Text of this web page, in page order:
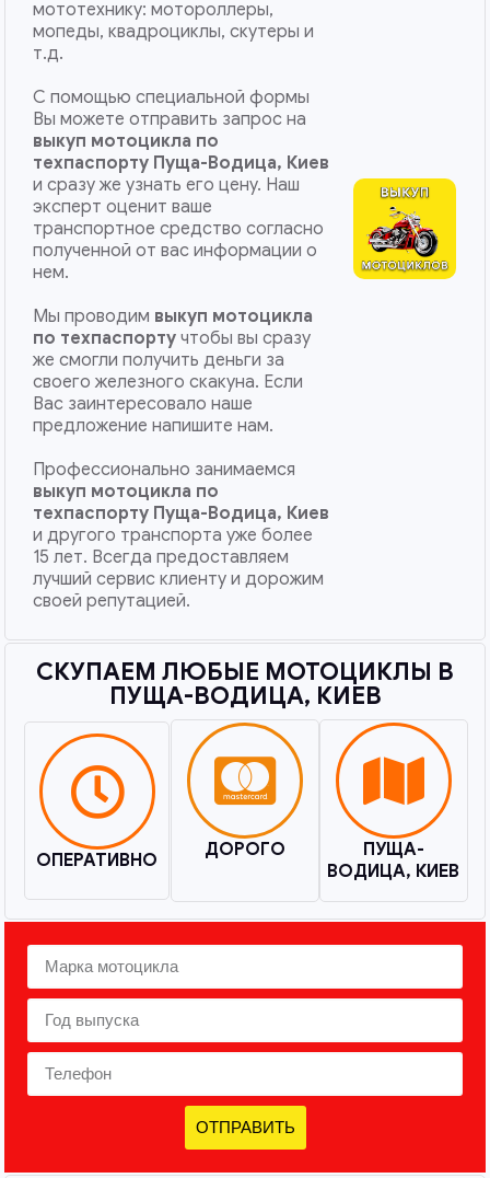
мототехнику: мотороллеры,
мопеды, квадроциклы, скутеры и
т.д.
С помощью специальной формы
Вы можете отправить запрос на
выкуп мотоцикла по
техпаспорту Пуща-Водица, Киев
и сразу же узнать его цену. Наш
эксперт оценит ваше
транспортное средство согласно
полученной от вас информации о
нем.
Мы проводим выкуп мотоцикла
по техпаспорту чтобы вы сразу
же смогли получить деньги за
своего железного скакуна. Если
Вас заинтересовало наше
предложение напишите нам.
Профессионально занимаемся
выкуп мотоцикла по
техпаспорту Пуща-Водица, Киев
и другого транспорта уже более
15 лет. Всегда предоставляем
лучший сервис клиенту и дорожим
своей репутацией.
СКУПАЕМ ЛЮБЫЕ МОТОЦИКЛЫ В
ПУЩА-ВОДИЦА, КИЕВ​
ОПЕРАТИВНО ДОРОГО
ПУЩА-
ВОДИЦА, КИЕВ
ОТПРАВИТЬ